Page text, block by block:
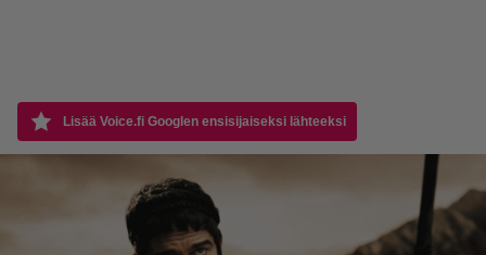
Lisää Voice.fi Googlen ensisijaiseksi lähteeksi